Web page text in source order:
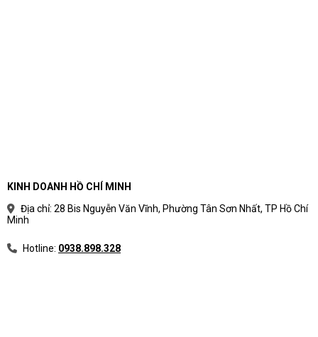
KINH DOANH HỒ CHÍ MINH
Địa chỉ: 28 Bis Nguyễn Văn Vĩnh, Phường Tân Sơn Nhất, TP Hồ Chí
Minh
Hotline: 0938.898.328